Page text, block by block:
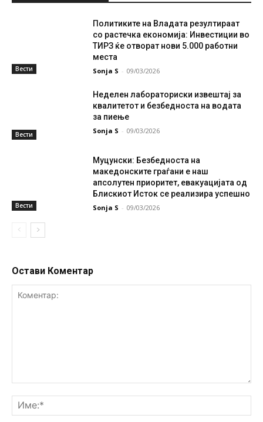
Вести
Политиките на Владата резултираат
со растечка економија: Инвестиции во
ТИРЗ ќе отворат нови 5.000 работни
места
Sonja S - 09/03/2026
Вести
Неделен лабораториски извештај за
квалитетот и безбедноста на водата
за пиење
Sonja S - 09/03/2026
Вести
Муцунски: Безбедноста на
македонските граѓани е наш
апсолутен приоритет, евакуацијата од
Блискиот Исток се реализира успешно
Sonja S - 09/03/2026
Остави Коментар